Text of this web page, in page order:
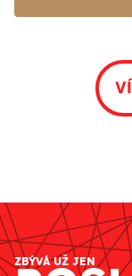
ZBÝVÁ UŽ JEN